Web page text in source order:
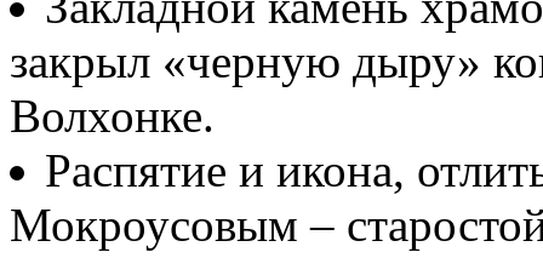
закрыл «черную дыру»
Волхонке.
Распятие и икона,
Мокроусовым –